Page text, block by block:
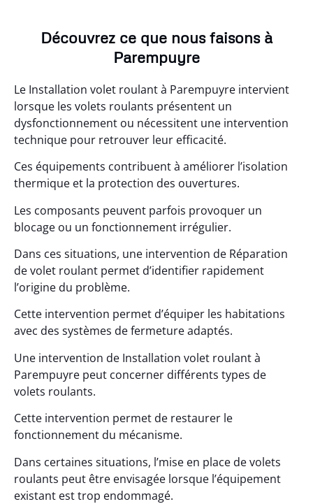
Découvrez ce que nous faisons à
Parempuyre
Le Installation volet roulant à Parempuyre intervient
lorsque les volets roulants présentent un
dysfonctionnement ou nécessitent une intervention
technique pour retrouver leur efficacité.
Ces équipements contribuent à améliorer l’isolation
thermique et la protection des ouvertures.
Les composants peuvent parfois provoquer un
blocage ou un fonctionnement irrégulier.
Dans ces situations, une intervention de Réparation
de volet roulant permet d’identifier rapidement
l’origine du problème.
Cette intervention permet d’équiper les habitations
avec des systèmes de fermeture adaptés.
Une intervention de Installation volet roulant à
Parempuyre peut concerner différents types de
volets roulants.
Cette intervention permet de restaurer le
fonctionnement du mécanisme.
Dans certaines situations, l’mise en place de volets
roulants peut être envisagée lorsque l’équipement
existant est trop endommagé.